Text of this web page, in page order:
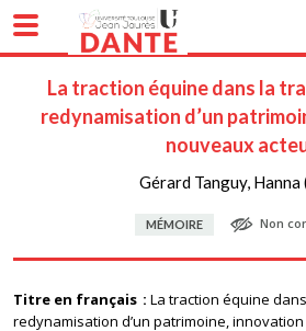
La traction équine dans la
redynamisation d’un
nouveaux
Gérard Tanguy, Hanna
MÉMOIRE Non
Titre en français
La traction équine
redynamisation d’un patrimoine,